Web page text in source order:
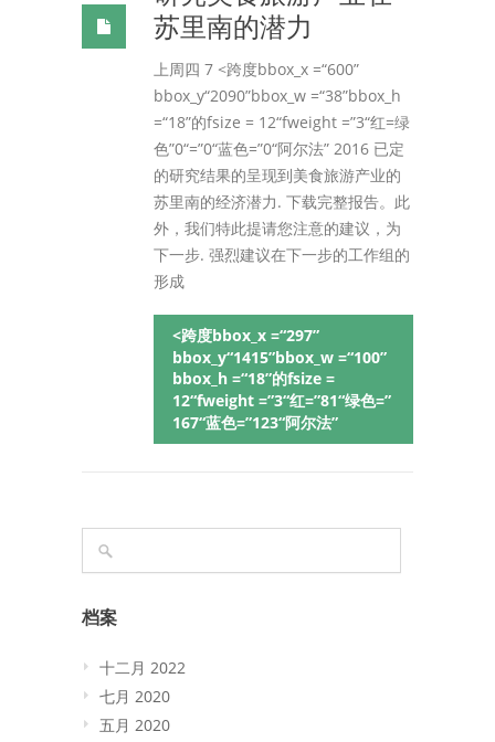
苏里南的潜力
上周四 7 <跨度bbox_x =“600”
bbox_y“2090”bbox_w =“38”bbox_h
=“18”的fsize = 12“fweight =”3“红=绿
色”0“=”0“蓝色=”0“阿尔法” 2016 已定
的研究结果的呈现到美食旅游产业的
苏里南的经济潜力. 下载完整报告。此
外，我们特此提请您注意的建议，为
下一步. 强烈建议在下一步的工作组的
形成
<跨度bbox_x =“297”
bbox_y“1415”bbox_w =“100”
bbox_h =“18”的fsize =
12“fweight =”3“红=”81“绿色=”
167“蓝色=”123“阿尔法”
档案
十二月 2022
七月 2020
五月 2020